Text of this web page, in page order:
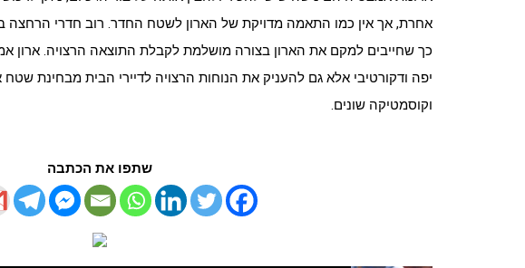
כך שחייבים למקם את הארון בצורה מושלמת לקבלת התוצאה הרצויה. ארון
יפה ודקורטיבי אלא גם להעניק את הנוחות הרצויה לדיירי הבית מבחינת שטח
וקוסמטיקה שונים.
שתפו את הכתבה